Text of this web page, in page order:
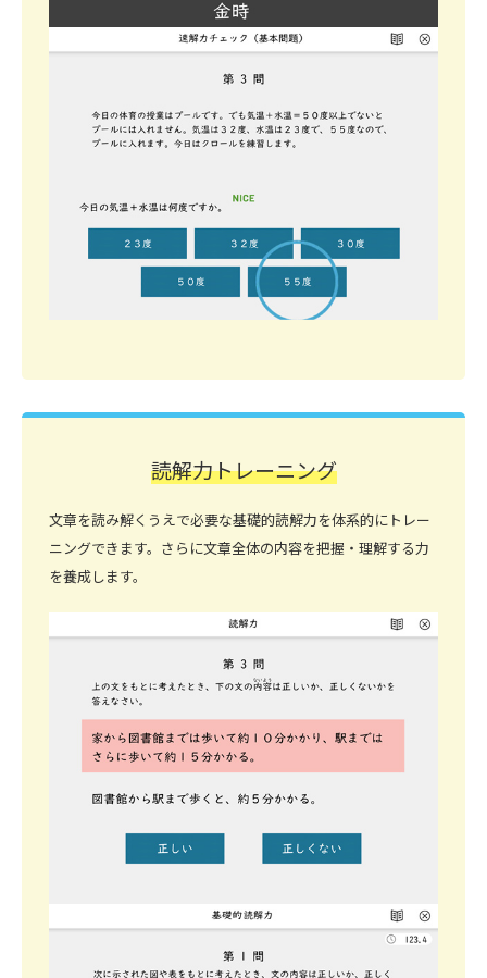
読解力トレーニング
文章を読み解くうえで必要な基礎的読解力を体系的にトレー
ニングできます。さらに文章全体の内容を把握・理解する力
を養成します。